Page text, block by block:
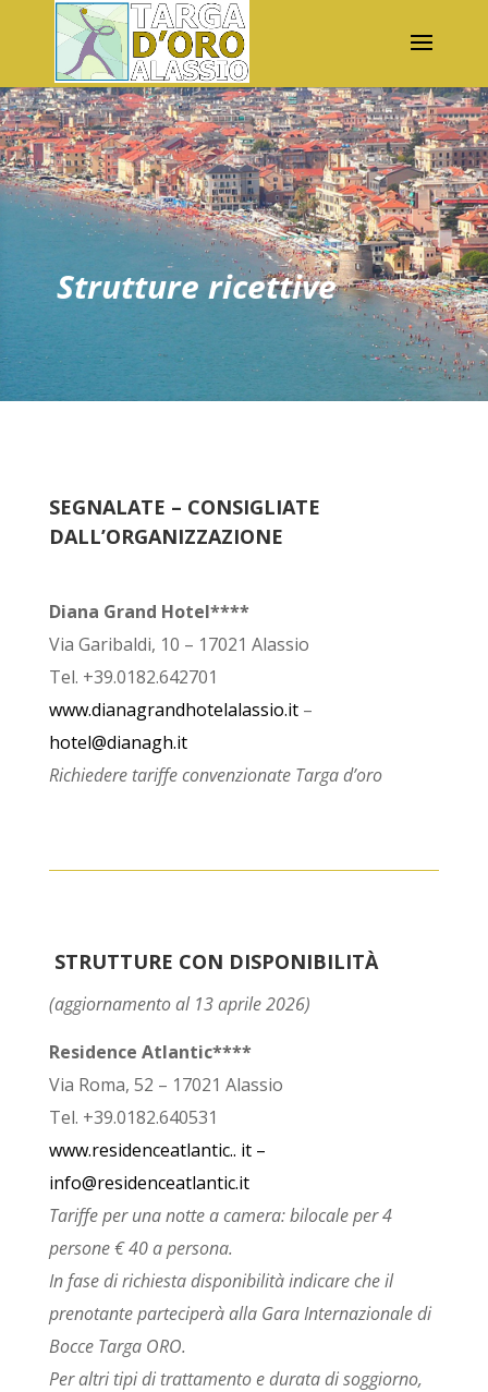
Strutture ricettive
SEGNALATE – CONSIGLIATE
DALL’ORGANIZZAZIONE
Diana Grand Hotel****
Via Garibaldi, 10 – 17021 Alassio
Tel. +39.0182.642701
www.dianagrandhotelalassio.it–
hotel@dianagh.it
Richiedere tariffe convenzionate Targa d’oro
STRUTTURE CON DISPONIBILITÀ
(aggiornamento al 13 aprile 2026)
Residence Atlantic****
Via Roma, 52 – 17021 Alassio
Tel. +39.0182.640531
www.residenceatlantic.. it –
info@residenceatlantic.it
Tariffe per una notte a camera: bilocale per 4
persone € 40 a persona.
In fase di richiesta disponibilità indicare che il
prenotante parteciperà alla Gara Internazionale di
Bocce Targa ORO.
Per altri tipi di trattamento e durata di soggiorno,